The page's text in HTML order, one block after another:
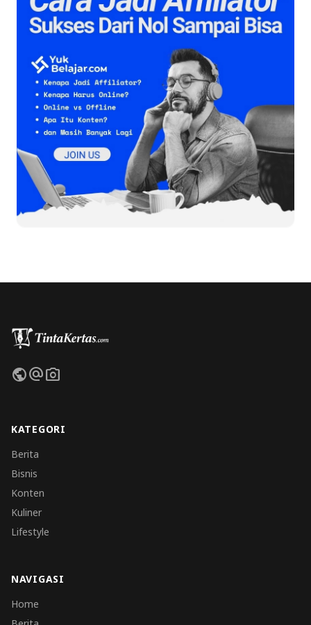
publicalternate_emailphoto_camera
KATEGORI
Berita
Bisnis
Konten
Kuliner
Lifestyle
NAVIGASI
Home